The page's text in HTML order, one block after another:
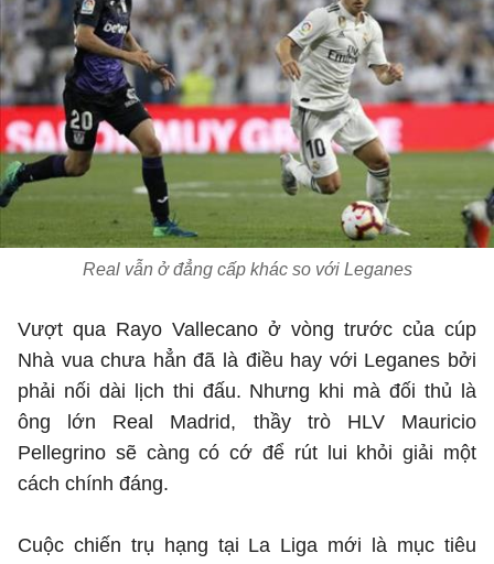
Real vẫn ở đẳng cấp khác so với Leganes
Vượt qua Rayo Vallecano ở vòng trước của cúp
Nhà vua chưa hẳn đã là điều hay với Leganes bởi
phải nối dài lịch thi đấu. Nhưng khi mà đối thủ là
ông lớn Real Madrid, thầy trò HLV Mauricio
Pellegrino sẽ càng có cớ để rút lui khỏi giải một
cách chính đáng.
Cuộc chiến trụ hạng tại La Liga mới là mục tiêu